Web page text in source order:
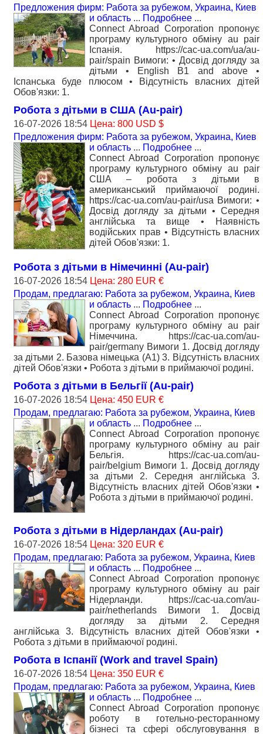
Предложения фирм: Работа за рубежом, Украина, Киев
и область ... Подробнее ...
Connect Abroad Corporation пропонує
програму культурного обміну au pair
Іспанія. https://cac-ua.com/ua/au-
pair/spain Вимоги: • Досвід догляду за
дітьми • English B1 and above •
Іспанська буде плюсом • Відсутність власних дітей
Обов'язки: 1.
Робота з дітьми в США (Au-pair)
16-07-2026 18:54 Цена: 800 USD $
Предложения фирм: Работа за рубежом, Украина, Киев
и область ... Подробнее ...
Connect Abroad Corporation пропонує
програму культурного обміну au pair
США – робота з дітьми в
американський приймаючої родині.
https://cac-ua.com/au-pair/usa Вимоги: •
Досвід догляду за дітьми • Середня
англійська та вище • Наявність
водійських прав • Відсутність власних
дітей Обов'язки: 1.
Робота з дітьми в Німечинні (Au-pair)
16-07-2026 18:54 Цена: 280 EUR €
Продам, предлагаю: Работа за рубежом, Украина, Киев
и область ... Подробнее ...
Connect Abroad Corporation пропонує
програму культурного обміну au pair
Німеччина. https://cac-ua.com/au-
pair/germany Вимоги 1. Досвід догляду
за дітьми 2. Базова німецька (А1) 3. Відсутність власних
дітей Обов'язки • Робота з дітьми в приймаючої родині.
Робота з дітьми в Бельгії (Au-pair)
16-07-2026 18:54 Цена: 450 EUR €
Продам, предлагаю: Работа за рубежом, Украина, Киев
и область ... Подробнее ...
Connect Abroad Corporation пропонує
програму культурного обміну au pair
Бельгія. https://cac-ua.com/au-
pair/belgium Вимоги 1. Досвід догляду
за дітьми 2. Середня англійська 3.
Відсутність власних дітей Обов'язки •
Робота з дітьми в приймаючої родині.
Робота з дітьми в Нідерландах (Au-pair)
16-07-2026 18:54 Цена: 320 EUR €
Продам, предлагаю: Работа за рубежом, Украина, Киев
и область ... Подробнее ...
Connect Abroad Corporation пропонує
програму культурного обміну au pair
Нідерланди. https://cac-ua.com/au-
pair/netherlands Вимоги 1. Досвід
догляду за дітьми 2. Середня
англійська 3. Відсутність власних дітей Обов'язки •
Робота з дітьми в приймаючої родині.
Робота в Іспанії (Work and travel Spain)
16-07-2026 18:54 Цена: 350 EUR €
Продам, предлагаю: Работа за рубежом, Украина, Киев
и область ... Подробнее ...
Connect Abroad Corporation пропонує
роботу в готельно-ресторанному
бізнесі та сфері обслуговування в